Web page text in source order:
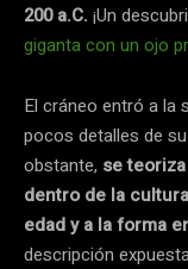
200 a.C. ¡Un
giganta con un ojo
El cráneo entró a la
pocos detalles de
obstante, se
dentro de la
edad y a la forma
descripción